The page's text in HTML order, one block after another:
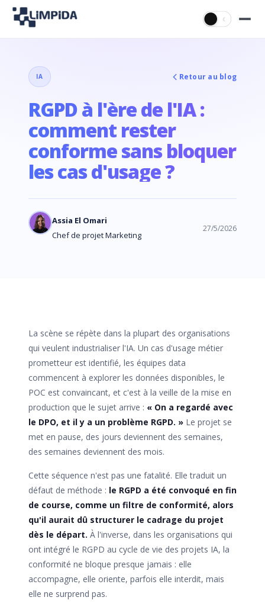
☾
IA Retour au blog
RGPD à l'ère de l'IA :
comment rester
conforme sans bloquer
les cas d'usage ?
Assia El Omari
Chef de projet Marketing
27/5/2026
La scène se répète dans la plupart des organisations
qui veulent industrialiser l'IA. Un cas d'usage métier
prometteur est identifié, les équipes data
commencent à explorer les données disponibles, le
POC est convaincant, et c'est à la veille de la mise en
production que le sujet arrive : « On a regardé avec
le DPO, et il y a un problème RGPD. » Le projet se
met en pause, des jours deviennent des semaines,
des semaines deviennent des mois.
Cette séquence n'est pas une fatalité. Elle traduit un
défaut de méthode : le RGPD a été convoqué en fin
de course, comme un filtre de conformité, alors
qu'il aurait dû structurer le cadrage du projet
dès le départ. À l'inverse, dans les organisations qui
ont intégré le RGPD au cycle de vie des projets IA, la
conformité ne bloque presque jamais : elle
accompagne, elle oriente, parfois elle interdit, mais
elle ne surprend pas.